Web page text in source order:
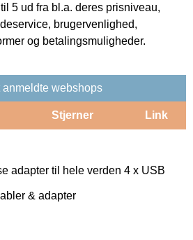
5 ud fra bl.a. deres prisniveau,
brugervenlighed,
og betalingsmuligheder.
anmeldte webshops
Stjerner Link
adapter til hele verden 4 x USB
& adapter